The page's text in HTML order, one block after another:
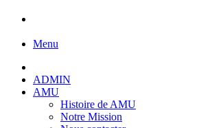
Menu
ADMIN
AMU
Histoire de AMU
Notre Mission